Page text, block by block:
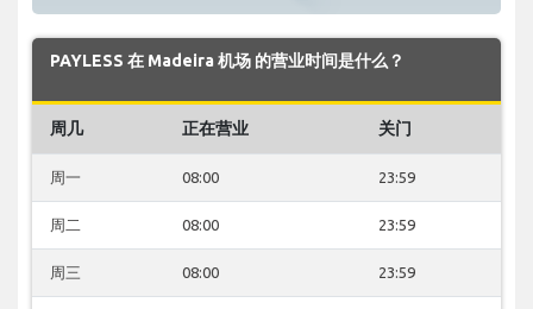
PAYLESS 在 Madeira 机场 的营业时间是什么？
周几 正在营业 关门
周一 08:00 23:59
周二 08:00 23:59
周三 08:00 23:59